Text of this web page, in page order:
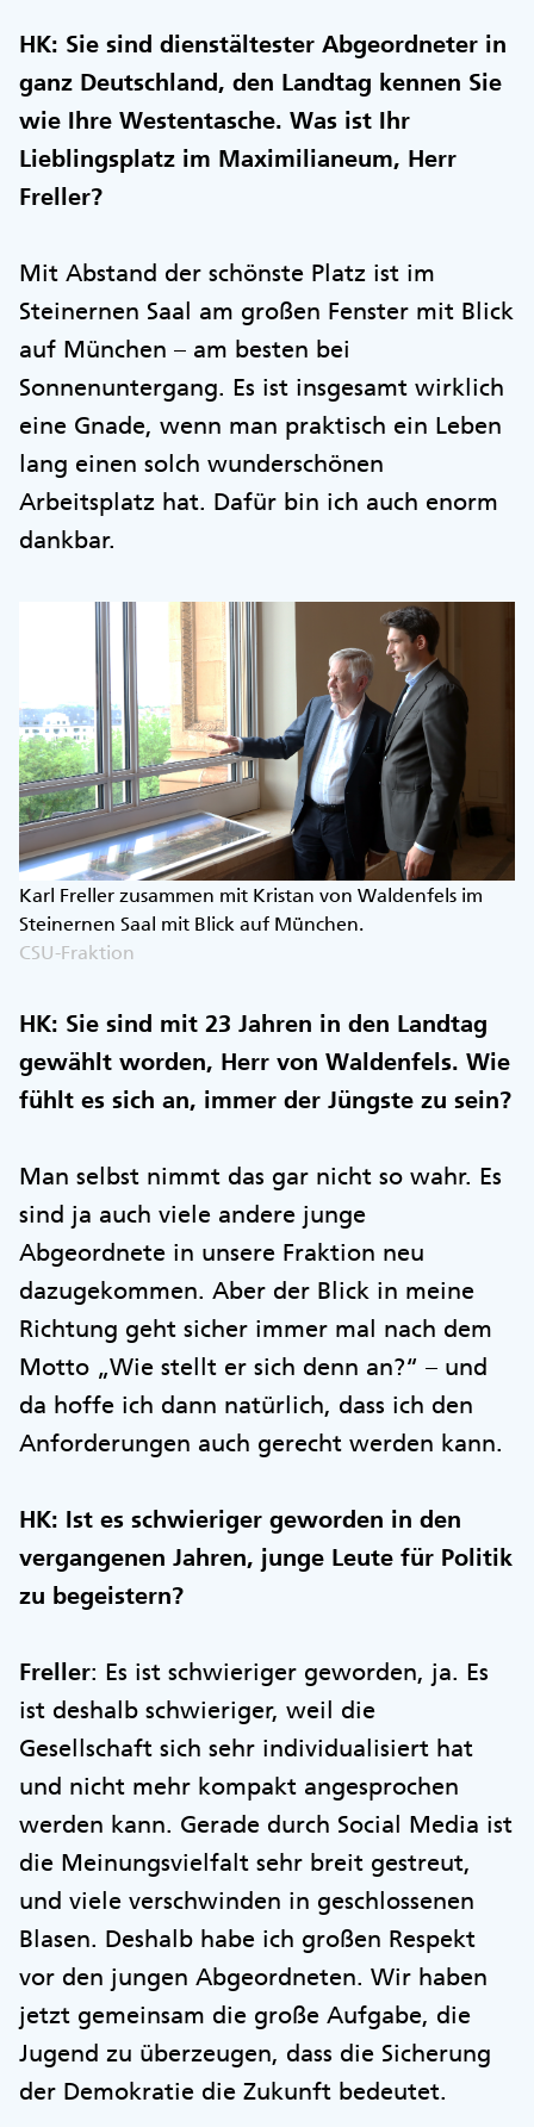
HK: Sie sind dienstältester Abgeordneter in
ganz Deutschland, den Landtag kennen Sie
wie Ihre Westentasche. Was ist Ihr
Lieblingsplatz im Maximilianeum, Herr
Freller?
Mit Abstand der schönste Platz ist im
Steinernen Saal am großen Fenster mit Blick
auf München – am besten bei
Sonnenuntergang. Es ist insgesamt wirklich
eine Gnade, wenn man praktisch ein Leben
lang einen solch wunderschönen
Arbeitsplatz hat. Dafür bin ich auch enorm
dankbar.
Karl Freller zusammen mit Kristan von Waldenfels im
Steinernen Saal mit Blick auf München.
CSU-Fraktion
HK: Sie sind mit 23 Jahren in den Landtag
gewählt worden, Herr von Waldenfels. Wie
fühlt es sich an, immer der Jüngste zu sein?
Man selbst nimmt das gar nicht so wahr. Es
sind ja auch viele andere junge
Abgeordnete in unsere Fraktion neu
dazugekommen. Aber der Blick in meine
Richtung geht sicher immer mal nach dem
Motto „Wie stellt er sich denn an?“ – und
da hoffe ich dann natürlich, dass ich den
Anforderungen auch gerecht werden kann.
HK: Ist es schwieriger geworden in den
vergangenen Jahren, junge Leute für Politik
zu begeistern?
Freller: Es ist schwieriger geworden, ja. Es
ist deshalb schwieriger, weil die
Gesellschaft sich sehr individualisiert hat
und nicht mehr kompakt angesprochen
werden kann. Gerade durch Social Media ist
die Meinungsvielfalt sehr breit gestreut,
und viele verschwinden in geschlossenen
Blasen. Deshalb habe ich großen Respekt
vor den jungen Abgeordneten. Wir haben
jetzt gemeinsam die große Aufgabe, die
Jugend zu überzeugen, dass die Sicherung
der Demokratie die Zukunft bedeutet.